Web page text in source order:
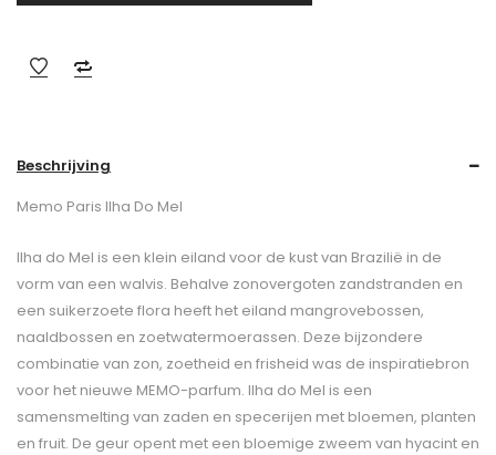
Beschrijving
Memo Paris Ilha Do Mel
Ilha do Mel is een klein eiland voor de kust van Brazilië in de
vorm van een walvis. Behalve zonovergoten zandstranden en
een suikerzoete flora heeft het eiland mangrovebossen,
naaldbossen en zoetwatermoerassen. Deze bijzondere
combinatie van zon, zoetheid en frisheid was de inspiratiebron
voor het nieuwe MEMO-parfum. Ilha do Mel is een
samensmelting van zaden en specerijen met bloemen, planten
en fruit. De geur opent met een bloemige zweem van hyacint en